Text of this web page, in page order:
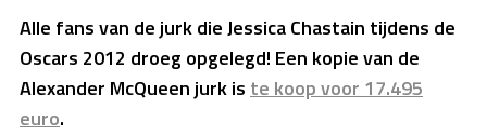
Alle fans van de jurk die Jessica Chastain tijdens de
Oscars 2012 droeg opgelegd! Een kopie van de
Alexander McQueen jurk is te koop voor 17.495
euro.